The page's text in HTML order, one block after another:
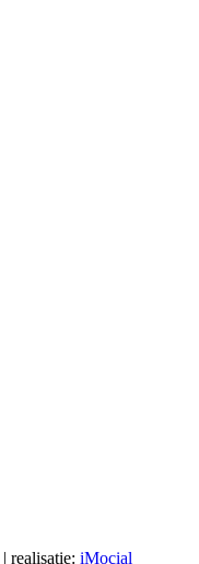
| realisatie: iMocial